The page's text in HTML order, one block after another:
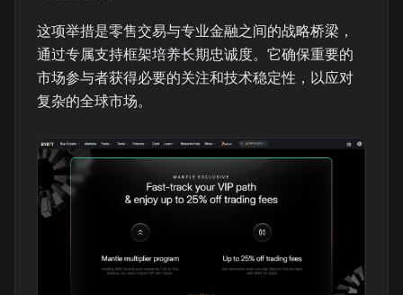
这项举措是零售交易与专业金融之间的战略桥梁，
通过专属支持框架培养长期忠诚度。它确保重要的
市场参与者获得必要的关注和技术稳定性，以应对
复杂的全球市场。